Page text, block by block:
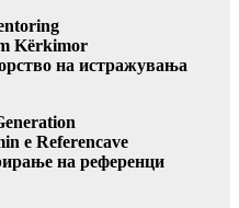
Kërkimor
на истражувања
e Referencave
на референци